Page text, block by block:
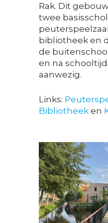
Rak. Dit
twee
bibliotheek en
de
en na
aanwezig.
Links:
Bibliotheeken